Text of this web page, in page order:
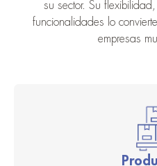
su sector. Su
funcionalidades lo
empresas